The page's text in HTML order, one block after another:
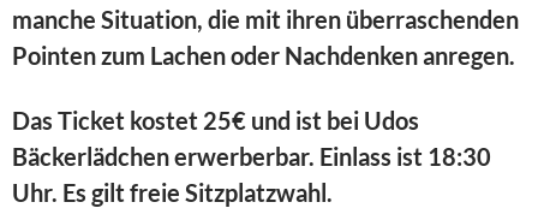
manche Situation, die mit ihren überraschenden
Pointen zum Lachen oder Nachdenken anregen.
Das Ticket kostet 25€ und ist bei Udos
Bäckerlädchen erwerberbar. Einlass ist 18:30
Uhr. Es gilt freie Sitzplatzwahl.